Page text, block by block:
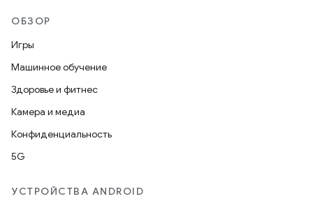
ОБЗОР
Игры
Машинное обучение
Здоровье и фитнес
Камера и медиа
Конфиденциальность
5G
УСТРОЙСТВА ANDROID